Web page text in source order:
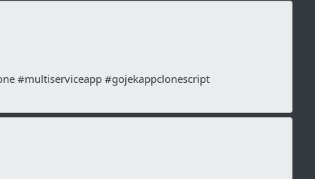
#multiserviceapp #gojekappclonescript